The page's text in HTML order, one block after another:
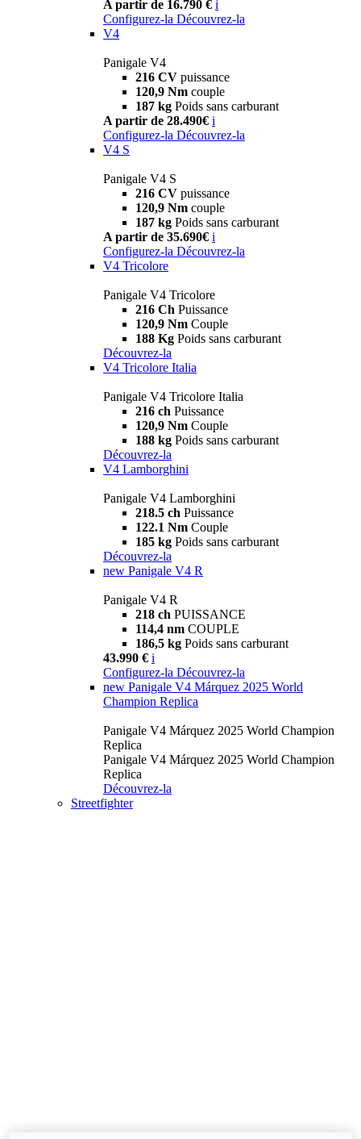
A partir de 16.790 € i
Configurez-la Découvrez-la
V4
Panigale V4
216 CV puissance
120,9 Nm couple
187 kg Poids sans carburant
A partir de 28.490€ i
Configurez-la Découvrez-la
V4 S
Panigale V4 S
216 CV puissance
120,9 Nm couple
187 kg Poids sans carburant
A partir de 35.690€ i
Configurez-la Découvrez-la
V4 Tricolore
Panigale V4 Tricolore
216 Ch Puissance
120,9 Nm Couple
188 Kg Poids sans carburant
Découvrez-la
V4 Tricolore Italia
Panigale V4 Tricolore Italia
216 ch Puissance
120,9 Nm Couple
188 kg Poids sans carburant
Découvrez-la
V4 Lamborghini
Panigale V4 Lamborghini
218.5 ch Puissance
122.1 Nm Couple
185 kg Poids sans carburant
Découvrez-la
new Panigale V4 R
Panigale V4 R
218 ch PUISSANCE
114,4 nm COUPLE
186,5 kg Poids sans carburant
43.990 € i
Configurez-la Découvrez-la
new Panigale V4 Márquez 2025 World
Champion Replica
Panigale V4 Márquez 2025 World Champion
Replica
Panigale V4 Márquez 2025 World Champion
Replica
Découvrez-la
Streetfighter